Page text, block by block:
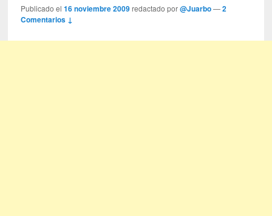
Publicado el16 noviembre 2009 redactado por@Juarbo —2
Comentarios ↓